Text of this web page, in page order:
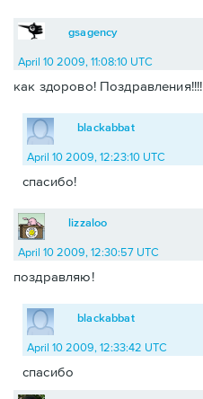
gsagency
April 10 2009, 11:08:10 UTC
как здорово! Поздравления!!!!
blackabbat
April 10 2009, 12:23:10 UTC
спасибо!
lizzaloo
April 10 2009, 12:30:57 UTC
поздравляю!
blackabbat
April 10 2009, 12:33:42 UTC
спасибо